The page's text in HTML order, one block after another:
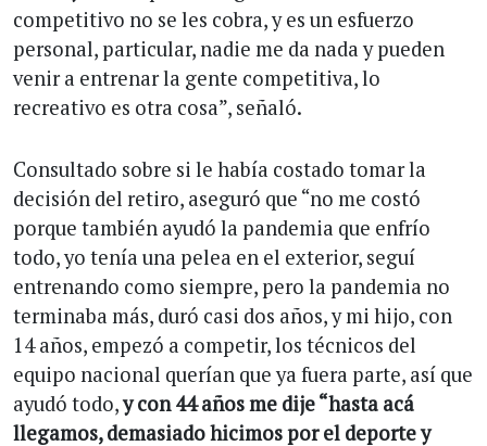
competitivo no se les cobra, y es un esfuerzo
personal, particular, nadie me da nada y pueden
venir a entrenar la gente competitiva, lo
recreativo es otra cosa”, señaló.
Consultado sobre si le había costado tomar la
decisión del retiro, aseguró que “no me costó
porque también ayudó la pandemia que enfrío
todo, yo tenía una pelea en el exterior, seguí
entrenando como siempre, pero la pandemia no
terminaba más, duró casi dos años, y mi hijo, con
14 años, empezó a competir, los técnicos del
equipo nacional querían que ya fuera parte, así que
ayudó todo,y con 44 años me dije “hasta acá
llegamos, demasiado hicimos por el deporte y